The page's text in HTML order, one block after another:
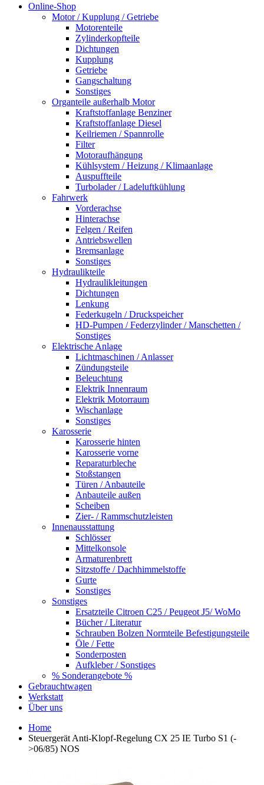
Online-Shop
Motor / Kupplung / Getriebe
Motorenteile
Zylinderkopfteile
Dichtungen
Kupplung
Getriebe
Gangschaltung
Sonstiges
Organteile außerhalb Motor
Kraftstoffanlage Benziner
Kraftstoffanlage Diesel
Keilriemen / Spannrolle
Filter
Motoraufhängung
Kühlsystem / Heizung / Klimaanlage
Auspuffteile
Turbolader / Ladeluftkühlung
Fahrwerk
Vorderachse
Hinterachse
Felgen / Reifen
Antriebswellen
Bremsanlage
Sonstiges
Hydraulikteile
Hydraulikleitungen
Dichtungen
Lenkung
Federkugeln / Druckspeicher
HD-Pumpen / Federzylinder / Manschetten /
Sonstiges
Elektrische Anlage
Lichtmaschinen / Anlasser
Zündungsteile
Beleuchtung
Elektrik Innenraum
Elektrik Motorraum
Wischanlage
Sonstiges
Karosserie
Karosserie hinten
Karosserie vorne
Reparaturbleche
Stoßstangen
Türen / Anbauteile
Anbauteile außen
Scheiben
Zier- / Rammschutzleisten
Innenausstattung
Schlösser
Mittelkonsole
Armaturenbrett
Sitzstoffe / Dachhimmelstoffe
Gurte
Sonstiges
Sonstiges
Ersatzteile Citroen C25 / Peugeot J5/ WoMo
Bücher / Literatur
Schrauben Bolzen Normteile Befestigungsteile
Öle / Fette
Sonderposten
Aufkleber / Sonstiges
% Sonderangebote %
Gebrauchtwagen
Werkstatt
Über uns
Home
Steuergerät Anti-Klopf-Regelung CX 25 IE Turbo S1 (-
>06/85) NOS